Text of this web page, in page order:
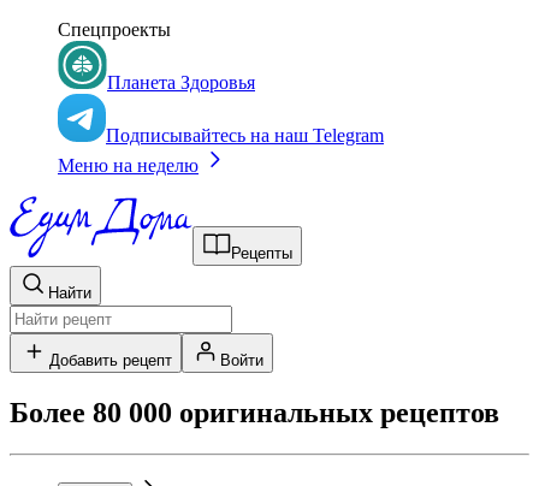
Спецпроекты
Планета Здоровья
Подписывайтесь на наш Telegram
Меню на неделю
Рецепты
Найти
Добавить рецепт Войти
Более 80 000 оригинальных рецептов